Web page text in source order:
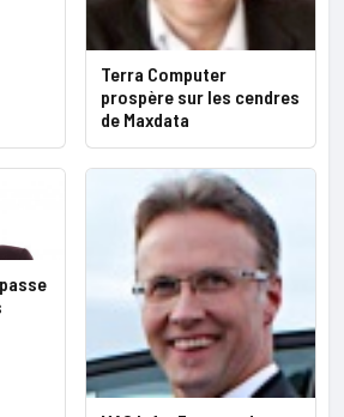
Terra Computer
prospère sur les cendres
de Maxdata